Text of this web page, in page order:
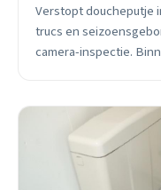
Verstopt doucheputje
trucs en
camera-inspectie.